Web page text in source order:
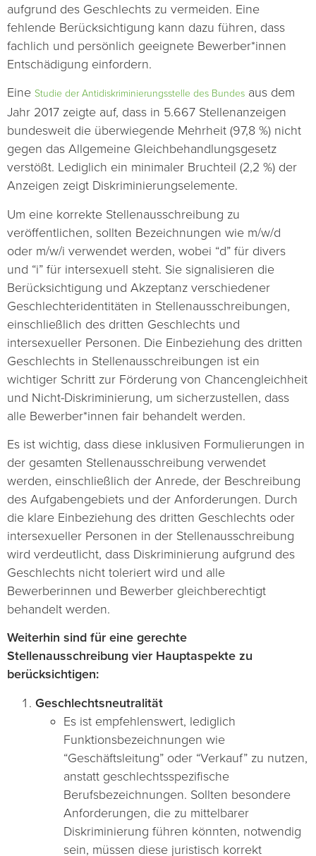
aufgrund des Geschlechts zu vermeiden. Eine
fehlende Berücksichtigung kann dazu führen, dass
fachlich und persönlich geeignete Bewerber*innen
Entschädigung einfordern.
Eine Studie der Antidiskriminierungsstelle des Bundes aus dem
Jahr 2017 zeigte auf, dass in 5.667 Stellenanzeigen
bundesweit die überwiegende Mehrheit (97,8 %) nicht
gegen das Allgemeine Gleichbehandlungsgesetz
verstößt. Lediglich ein minimaler Bruchteil (2,2 %) der
Anzeigen zeigt Diskriminierungselemente.
Um eine korrekte Stellenausschreibung zu
veröffentlichen, sollten Bezeichnungen wie m/w/d
oder m/w/i verwendet werden, wobei “d” für divers
und “i” für intersexuell steht. Sie signalisieren die
Berücksichtigung und Akzeptanz verschiedener
Geschlechteridentitäten in Stellenausschreibungen,
einschließlich des dritten Geschlechts und
intersexueller Personen. Die Einbeziehung des dritten
Geschlechts in Stellenausschreibungen ist ein
wichtiger Schritt zur Förderung von Chancengleichheit
und Nicht-Diskriminierung, um sicherzustellen, dass
alle Bewerber*innen fair behandelt werden.
Es ist wichtig, dass diese inklusiven Formulierungen in
der gesamten Stellenausschreibung verwendet
werden, einschließlich der Anrede, der Beschreibung
des Aufgabengebiets und der Anforderungen. Durch
die klare Einbeziehung des dritten Geschlechts oder
intersexueller Personen in der Stellenausschreibung
wird verdeutlicht, dass Diskriminierung aufgrund des
Geschlechts nicht toleriert wird und alle
Bewerberinnen und Bewerber gleichberechtigt
behandelt werden.
Weiterhin sind für eine gerechte
Stellenausschreibung vier Hauptaspekte zu
berücksichtigen:
Geschlechtsneutralität
Es ist empfehlenswert, lediglich
Funktionsbezeichnungen wie
“Geschäftsleitung” oder “Verkauf” zu nutzen,
anstatt geschlechtsspezifische
Berufsbezeichnungen. Sollten besondere
Anforderungen, die zu mittelbarer
Diskriminierung führen könnten, notwendig
sein, müssen diese juristisch korrekt